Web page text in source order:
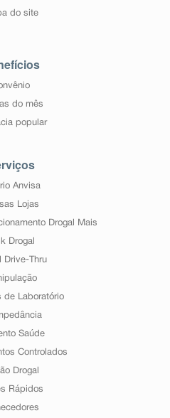
do site
do mês
popular
Anvisa
Lojas
Drogal Mais
Drogal
Drive-Thru
de Laboratório
Saúde
Controlados
Drogal
Rápidos